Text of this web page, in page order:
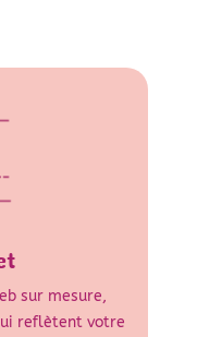
sur mesure,
reflètent votre